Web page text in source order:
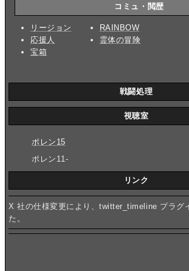
コミュ・閲歴
リージョン
応援人
宝箱
RAINBOW
霊体の冒険
戦闘処理
視聴室
ポレン15
ポレン11-
リンク
X 社の仕様変更により、twitter_timeline プラグ
た。